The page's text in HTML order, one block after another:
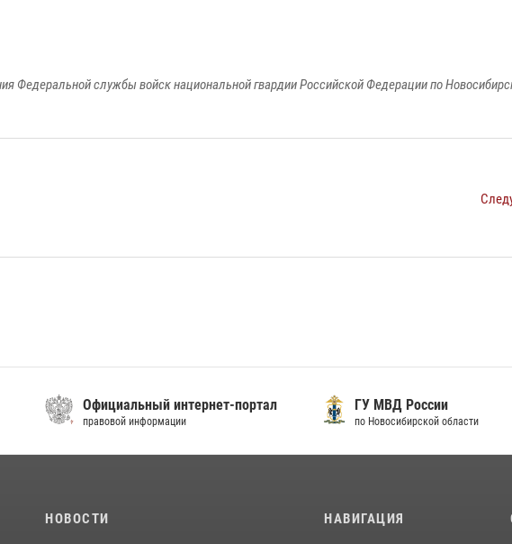
Федеральной службы войск национальной гвардии Российской Федерации по
Официальный интернет-портал
правовой информации
ГУ МВД России
по Новосибирской области
НОВОСТИ НАВИГАЦИЯ